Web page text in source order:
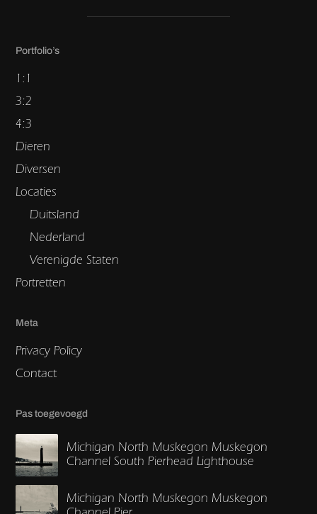
Portfolio’s
1:1
3:2
4:3
Dieren
Diversen
Locaties
Duitsland
Nederland
Verenigde Staten
Portretten
Meta
Privacy Policy
Contact
Pas toegevoegd
Michigan North Muskegon Muskegon
Channel South Pierhead Lighthouse
Michigan North Muskegon Muskegon